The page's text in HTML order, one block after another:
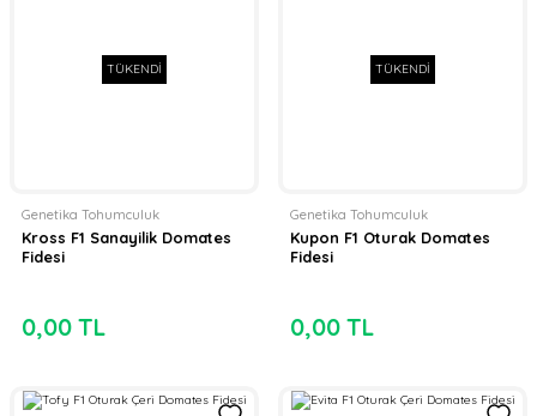
TÜKENDİ
Genetika Tohumculuk
Kross F1 Sanayilik Domates
Fidesi
0,00 TL
TÜKENDİ
Genetika Tohumculuk
Kupon F1 Oturak Domates
Fidesi
0,00 TL